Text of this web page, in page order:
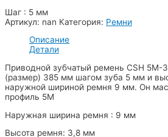
Шаг : 5 мм
Артикул: nan Категория: Ремни
Описание
Детали
Приводной зубчатый ремень CSH 5M-
(размер) 385 мм шагом зуба 5 мм и
наружной шириной ремня 9 мм. Он
профиль 5M
Наружная ширина ремня : 9 мм
Высота ремня: 3,8 мм